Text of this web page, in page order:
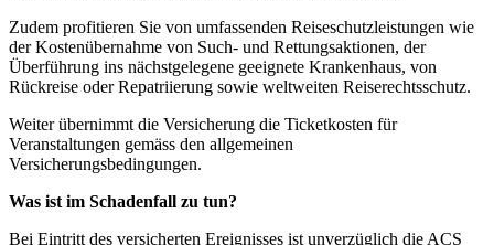
Zudem profitieren Sie von umfassenden Reiseschutzleistungen wie
der Kostenübernahme von Such- und Rettungsaktionen, der
Überführung ins nächstgelegene geeignete Krankenhaus, von
Rückreise oder Repatriierung sowie weltweiten Reiserechtsschutz.
Weiter übernimmt die Versicherung die Ticketkosten für
Veranstaltungen gemäss den allgemeinen
Versicherungsbedingungen.
Was ist im Schadenfall zu tun?
Bei Eintritt des versicherten Ereignisses ist unverzüglich die ACS